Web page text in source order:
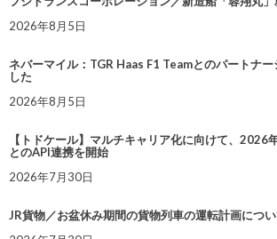
2026年8月5日
ネバーマイル：TGR Haas F1 Teamとのパートナ
した
2026年8月5日
【トドケール】マルチキャリア化に向けて、2026
とのAPI連携を開始
2026年7月30日
JR貨物／お盆休み期間の貨物列車の運転計画につ